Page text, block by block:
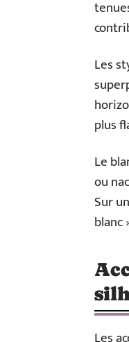
Les
plus
Le
ou
Sur
blanc